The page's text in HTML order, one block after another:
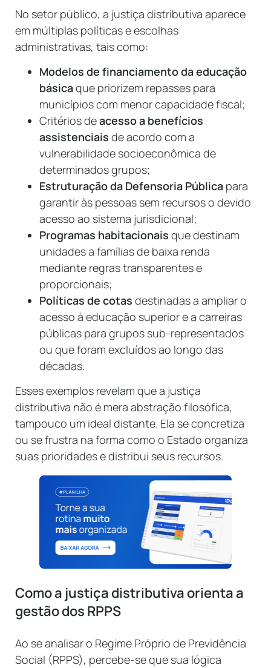
No setor público, a justiça distributiva aparece
em múltiplas políticas e escolhas
administrativas, tais como:
Modelos de financiamento da educação
básicaque priorizem repasses para
municípios com menor capacidade fiscal;
Critérios deacesso a benefícios
assistenciais de acordo com a
vulnerabilidade socioeconômica de
determinados grupos;
Estruturação da Defensoria Pública para
garantir às pessoas sem recursos o devido
acesso ao sistema jurisdicional;
Programas habitacionais que destinam
unidades a famílias de baixa renda
mediante regras transparentes e
proporcionais;
Políticas de cotas destinadas a ampliar o
acesso à educação superior e a carreiras
públicas para grupos sub-representados
ou que foram excluídos ao longo das
décadas.
Esses exemplos revelam que a justiça
distributiva não é mera abstração filosófica,
tampouco um ideal distante. Ela se concretiza
ou se frustra na forma como o Estado organiza
suas prioridades e distribui seus recursos.
Como a justiça distributiva orienta a
gestão dos RPPS
Ao se analisar o Regime Próprio de Previdência
Social (RPPS), percebe-se que sua lógica